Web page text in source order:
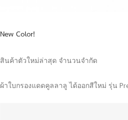
New Color!
สินค้าตัวใหม่ล่าสุด จำนวนจำกัด
ผ้าใบกรองแดดคูลลาลู ได้ออกสีใหม่ รุ่น